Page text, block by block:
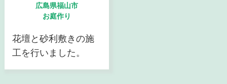
広島県福山市
お庭作り
花壇と砂利敷きの施
工を行いました。